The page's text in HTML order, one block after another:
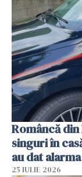
Româncă
singuri în
au dat alarma
25 IULIE 2026